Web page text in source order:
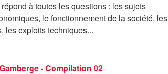
à toutes les questions : les sujets
le fonctionnement de la société, les
les exploits techniques...
- Compilation 02